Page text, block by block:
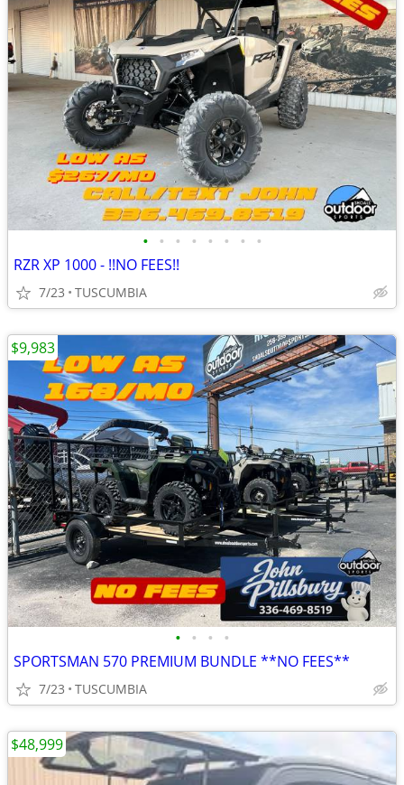
• • • • • • • •
RZR XP 1000 - !!NO FEES!!
7/23 TUSCUMBIA
• • • •
SPORTSMAN 570 PREMIUM BUNDLE **NO FEES**
7/23 TUSCUMBIA
$9,983
$48,999